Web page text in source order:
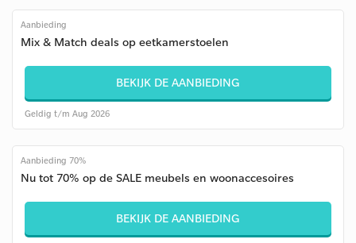
Aanbieding
Mix & Match deals op eetkamerstoelen
BEKIJK DE AANBIEDING
Geldig t/m Aug 2026
Aanbieding 70%
Nu tot 70% op de SALE meubels en woonaccesoires
BEKIJK DE AANBIEDING